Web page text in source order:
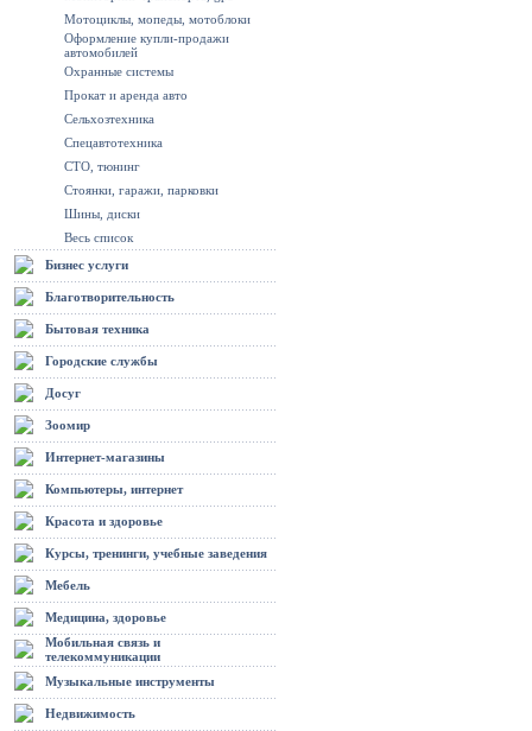
Мотоциклы, мопеды, мотоблоки
Оформление купли-продажи
автомобилей
Охранные системы
Прокат и аренда авто
Сельхозтехника
Спецавтотехника
СТО, тюнинг
Стоянки, гаражи, парковки
Шины, диски
Весь список
Бизнес услуги
Благотворительность
Бытовая техника
Городские службы
Досуг
Зоомир
Интернет-магазины
Компьютеры, интернет
Красота и здоровье
Курсы, тренинги, учебные заведения
Мебель
Медицина, здоровье
Мобильная связь и
телекоммуникации
Музыкальные инструменты
Недвижимость